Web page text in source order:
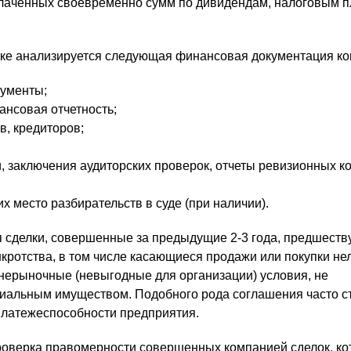
своевременно сумм по дивидендам, налоговым
анализируется следующая финансовая документация
отчетность;
кредиторов;
заключения аудиторских проверок, отчеты ревизионных
место разбирательств в суде (при наличии).
сделки, совершенные за предыдущие 2-3 года,
в том числе касающиеся продажи или покупки
(невыгодные для организации) условия, не
имуществом. Подобного рода соглашения часто
предприятия.
правомерности совершенных компанией сделок,